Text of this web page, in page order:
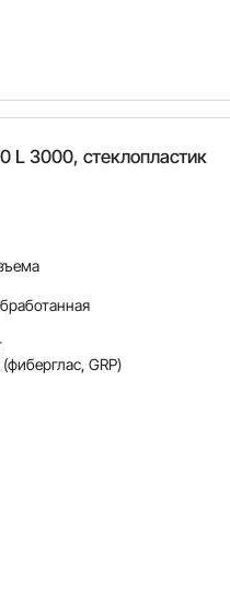
L 3000, стеклопластик
GRP)